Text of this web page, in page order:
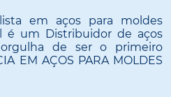
em aços para moldes
é um Distribuidor de aços
de ser o primeiro
EM AÇOS PARA MOLDES